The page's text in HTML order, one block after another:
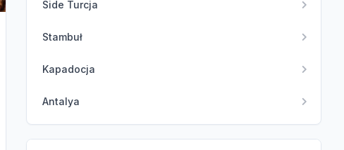
Side Turcja
Stambuł
Kapadocja
Antalya